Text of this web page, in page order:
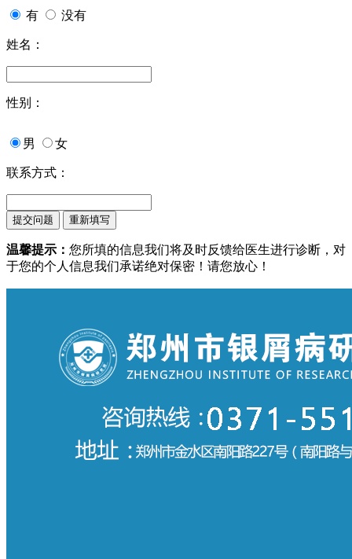
有 没有
姓名：
性别：
男 女
联系方式：
温馨提示： 您所填的信息我们将及时反馈给医生进行诊断，对
于您的个人信息我们承诺绝对保密！请您放心！